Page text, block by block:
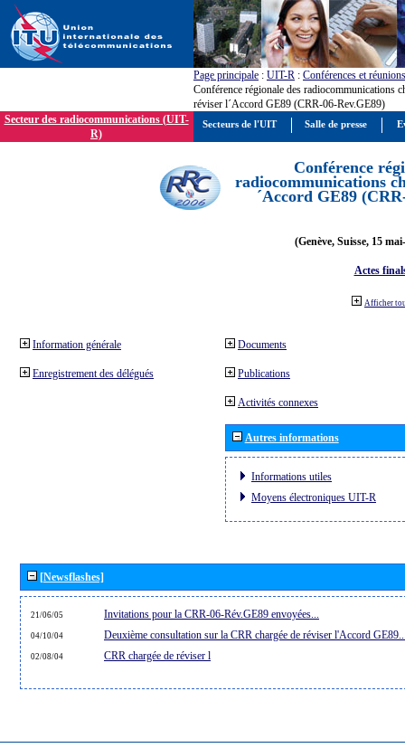
Page principale : UIT-R : Conférences et réunions
Conférence régionale des radiocommunications
réviser l´Accord GE89 (CRR-06-Rev.GE89)
Secteur des radiocommunications (UIT-
R)
Conférence
radiocommunications
´Accord GE89
(Genève, Suisse, 15
Actes
Afficher
Information générale
Enregistrement des délégués
Documents
Publications
Activités connexes
Autres informations
Informations utiles
Moyens électroniques UIT-R
[Newsflashes]
21/06/05 Invitations pour la CRR-06-Rév.GE89 envoyées...
04/10/04 Deuxième consultation sur la CRR chargée de réviser l'Accord
02/08/04 CRR chargée de réviser l
Secteurs de l'UIT Salle de presse